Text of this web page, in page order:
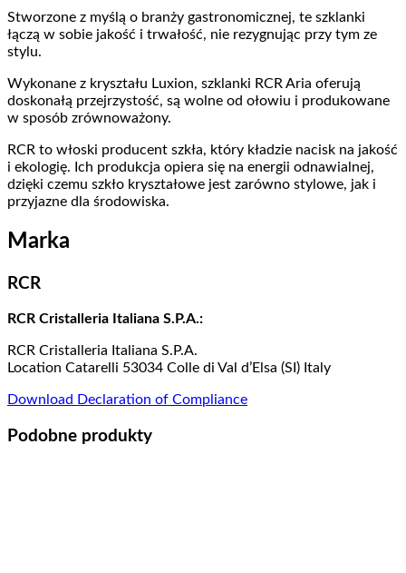
Stworzone z myślą o branży gastronomicznej, te szklanki
łączą w sobie jakość i trwałość, nie rezygnując przy tym ze
stylu.
Wykonane z kryształu Luxion, szklanki RCR Aria oferują
doskonałą przejrzystość, są wolne od ołowiu i produkowane
w sposób zrównoważony.
RCR to włoski producent szkła, który kładzie nacisk na jakość
i ekologię. Ich produkcja opiera się na energii odnawialnej,
dzięki czemu szkło kryształowe jest zarówno stylowe, jak i
przyjazne dla środowiska.
Marka
RCR
RCR Cristalleria Italiana S.P.A.:
RCR Cristalleria Italiana S.P.A.
Location Catarelli 53034 Colle di Val d’Elsa (SI) Italy
Download Declaration of Compliance
Podobne produkty